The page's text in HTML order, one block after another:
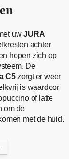
uwJURA
achter
hopen zich op
De
C5 zorgt er weer
is waardoor
of latte
om de
met de huid.